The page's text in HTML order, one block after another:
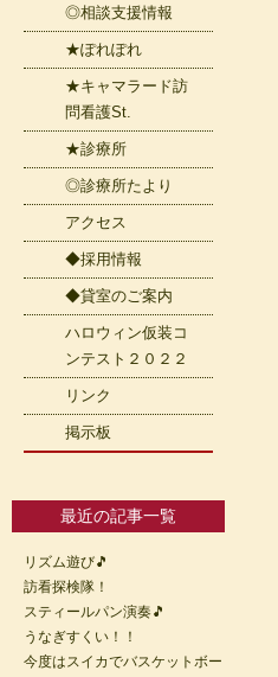
◎相談支援情報
★ぽれぽれ
★キャマラード訪
問看護St.
★診療所
◎診療所たより
アクセス
◆採用情報
◆貸室のご案内
ハロウィン仮装コ
ンテスト２０２２
リンク
掲示板
最近の記事一覧
リズム遊び🎵
訪看探検隊！
スティールパン演奏🎵
うなぎすくい！！
今度はスイカでバスケットボー